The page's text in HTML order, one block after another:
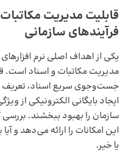
قابلیت مدیریت
فرآیندهای سازمانی
یکی از اهداف اصلی نرم‌
مدیریت مکاتبات و اسناد است.
جست‌وجوی سریع اسناد، تعریف
ایجاد بایگانی الکترونیکی از
سازمان را بهبود ببخشند. بررسی
این امکانات را ارائه می‌دهد و
یا خیر.